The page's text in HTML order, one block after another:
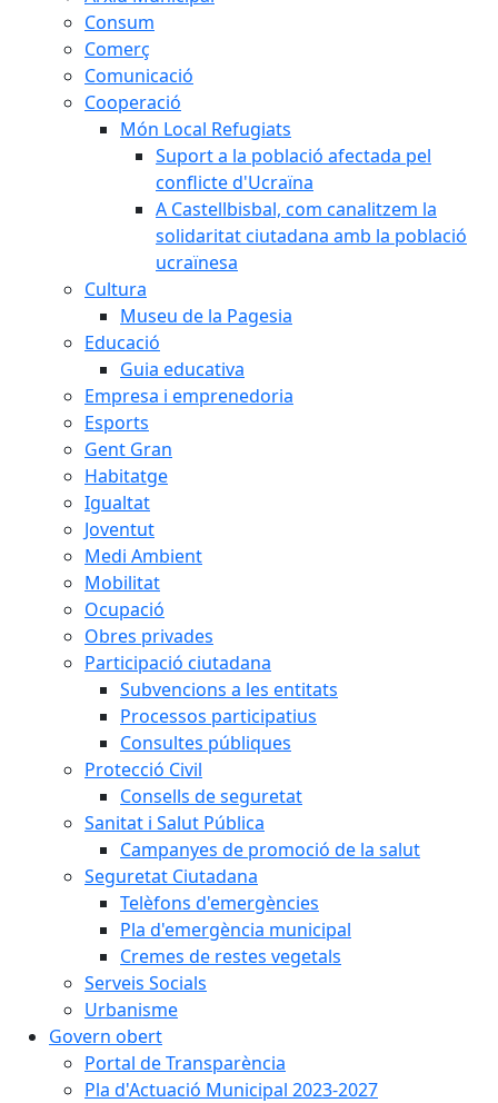
Consum
Comerç
Comunicació
Cooperació
Món Local Refugiats
Suport a la població afectada pel
conflicte d'Ucraïna
A Castellbisbal, com canalitzem la
solidaritat ciutadana amb la població
ucraïnesa
Cultura
Museu de la Pagesia
Educació
Guia educativa
Empresa i emprenedoria
Esports
Gent Gran
Habitatge
Igualtat
Joventut
Medi Ambient
Mobilitat
Ocupació
Obres privades
Participació ciutadana
Subvencions a les entitats
Processos participatius
Consultes públiques
Protecció Civil
Consells de seguretat
Sanitat i Salut Pública
Campanyes de promoció de la salut
Seguretat Ciutadana
Telèfons d'emergències
Pla d'emergència municipal
Cremes de restes vegetals
Serveis Socials
Urbanisme
Govern obert
Portal de Transparència
Pla d'Actuació Municipal 2023-2027